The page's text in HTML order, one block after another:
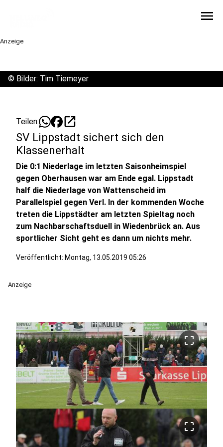
menu
Anzeige
© Bilder: Tim Tiemeyer
Teilen: open_in_new
SV Lippstadt sichert sich den
Klassenerhalt
Die 0:1 Niederlage im letzten Saisonheimspiel
gegen Oberhausen war am Ende egal. Lippstadt
half die Niederlage von Wattenscheid im
Parallelspiel gegen Verl. In der kommenden Woche
treten die Lippstädter am letzten Spieltag noch
zum Nachbarschaftsduell in Wiedenbrück an. Aus
sportlicher Sicht geht es dann um nichts mehr.
Veröffentlicht: Montag, 13.05.2019 05:26
Anzeige
crop_free
crop_free